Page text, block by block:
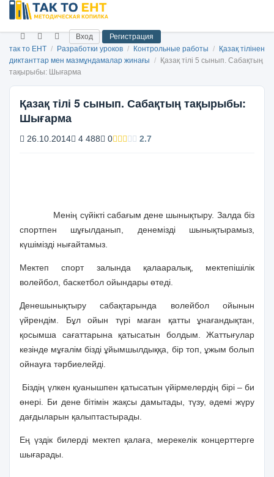
Вход
Регистрация
так то ЕНТ / Разработки уроков / Контрольные работы /
Қазақ тілінен
диктанттар мен мазмұндамалар жинағы /
Қазақ тілі 5 сынып. Сабақтың
тақырыбы: Шығарма
Қазақ тілі 5 сынып. Сабақтың тақырыбы:
Шығарма
26.10.2014 4 488 0 2.7
Менің сүйікті сабағым дене шынықтыру. Залда біз
спортпен шұғылданып, денемізді шынықтырамыз,
күшімізді нығайтамыз.
Мектеп спорт залында қалааралық, мектепішілік
волейбол, баскетбол ойындары өтеді.
Денешынықтыру сабақтарында волейбол ойынын
үйрендім. Бұл ойын түрі маған қатты ұнағандықтан,
қосымша сағаттарына қатысатын болдым. Жаттығулар
кезінде мұғалім бізді ұйымшылдыққа, бір топ, ұжым болып
ойнауға тәрбиелейді.
Біздің үлкен қуанышпен қатысатын үйірмелердің бірі – би
өнері. Би дене бітімін жақсы дамытады, түзу, әдемі жүру
дағдыларын қалыптастырады.
Ең үздік билерді мектеп қалаға, мерекелік концерттерге
шығарады